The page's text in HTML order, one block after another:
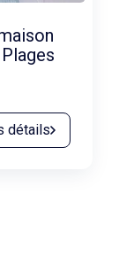
détails